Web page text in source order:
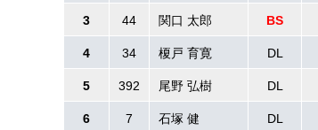
3 44 関口 太郎 BS
4 34 榎戸 育寛 DL
5 392 尾野 弘樹 DL
6 7 石塚 健 DL